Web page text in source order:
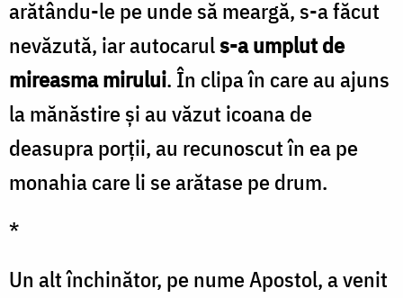
arătându-le pe unde să meargă, s-a făcut
nevăzută, iar autocaruls-a umplut de
mireasma mirului. În clipa în care au ajuns
la mănăstire şi au văzut icoana de
deasupra porţii, au recunoscut în ea pe
monahia care li se arătase pe drum.
*
Un alt închinător, pe nume Apostol, a venit